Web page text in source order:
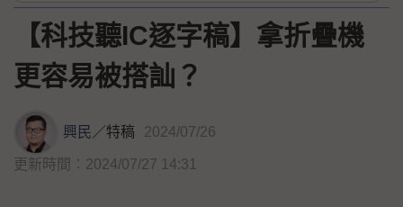
【科技聽IC逐字稿】拿折疊機
更容易被搭訕？
興民／特稿 2024/07/26
更新時間：2024/07/27 14:31